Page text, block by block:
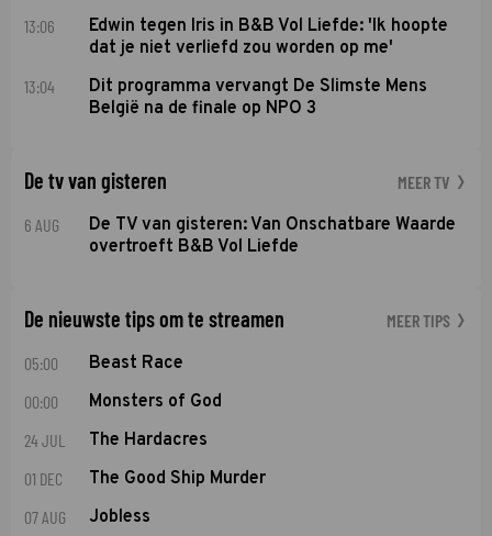
13:06
Edwin tegen Iris in B&B Vol Liefde: 'Ik hoopte
dat je niet verliefd zou worden op me'
13:04
Dit programma vervangt De Slimste Mens
België na de finale op NPO 3
De tv van gisteren MEER TV
6 AUG
De TV van gisteren: Van Onschatbare Waarde
overtroeft B&B Vol Liefde
De nieuwste tips om te streamen MEER TIPS
05:00 Beast Race
00:00 Monsters of God
24 JUL The Hardacres
01 DEC The Good Ship Murder
07 AUG Jobless